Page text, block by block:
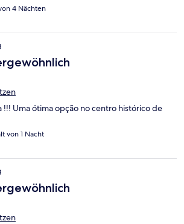
4 Nächten
!!! Uma ótima opção no centro histórico de
von 1 Nacht